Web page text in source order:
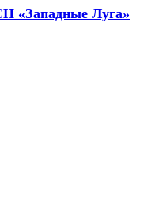
«Западные Луга»